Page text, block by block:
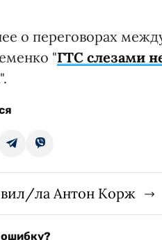
о переговорах
"ГТС слезами
".
ла Антон Корж